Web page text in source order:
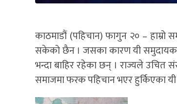
काठमाडौं (पहिचान) फागुन २० –
सकेको छैन । जसका कारण यी समुदायका
भन्दा बाहिर रहेका छन् । राज्यले उचित
समाजमा फरक पहिचान भएर हुर्किएका